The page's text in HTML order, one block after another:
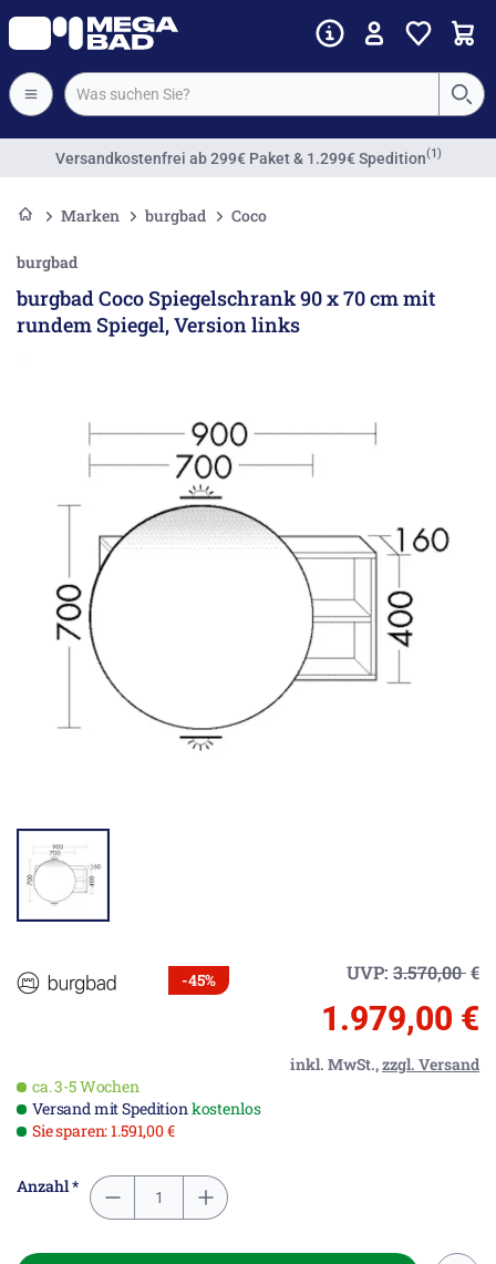
Versandkostenfrei ab 299€ Paket & 1.299€ Spedition(1)
Marken burgbad Coco
burgbad
burgbad Coco Spiegelschrank 90 x 70 cm mit
rundem Spiegel, Version links
-45% UVP: 3.570,00€
1.979,00 €
inkl. MwSt.,zzgl. Versand
ca. 3-5 Wochen
Versand mit Speditionkostenlos
Sie sparen: 1.591,00 €
Anzahl *